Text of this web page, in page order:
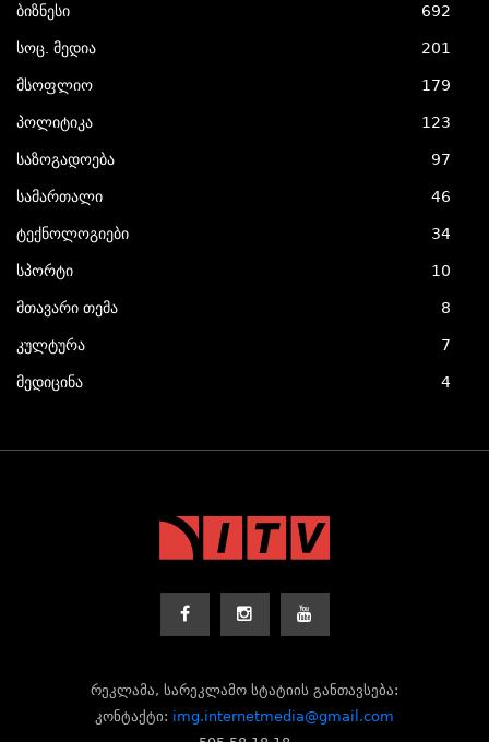
ბიზნესი 692
სოც. მედია 201
მსოფლიო 179
პოლიტიკა 123
საზოგადოება 97
სამართალი 46
ტექნოლოგიები 34
სპორტი 10
მთავარი თემა 8
კულტურა 7
მედიცინა 4
რეკლამა, სარეკლამო სტატიის განთავსება:
კონტაქტი: img.internetmedia@gmail.com